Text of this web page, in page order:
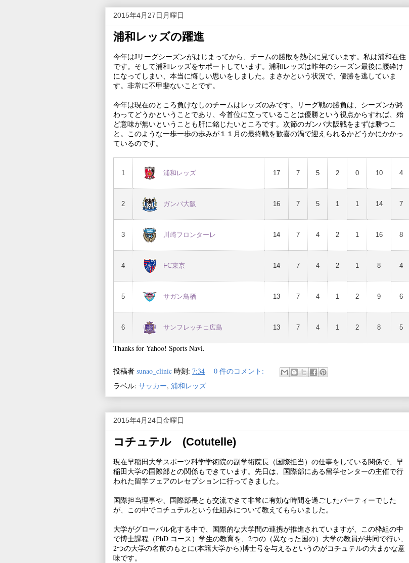
2015年4月27日月曜日
浦和レッズの躍進
今年はJリーグシーズンがはじまってから、チームの勝敗を熱心に見ています。私は浦和在住
です。そして浦和レッズをサポートしています。浦和レッズは昨年のシーズン最後に腰砕け
になってしまい、本当に悔しい思いをしました。まさかという状況で、優勝を逃していま
す。非常に不甲斐ないことです。
今年は現在のところ負けなしのチームはレッズのみです。リーグ戦の勝負は、シーズンが終
わってどうかということであり、今首位に立っていることは優勝という視点からすれば、殆
ど意味が無いということも肝に銘じたいところです。次節のガンバ大阪戦をまずは勝つこ
と。このような一歩一歩の歩みが１１月の最終戦を歓喜の渦で迎えられるかどうかにかかっ
ているのです。
1 浦和レッズ 17 7 5 2 0 10 4
2 ガンバ大阪 16 7 5 1 1 14 7
3 川崎フロンターレ 14 7 4 2 1 16 8
4 FC東京 14 7 4 2 1 8 4
5 サガン鳥栖 13 7 4 1 2 9 6
6 サンフレッチェ広島 13 7 4 1 2 8 5
Thanks for Yahoo! Sports Navi.
投稿者 sunao_clinic 時刻: 7:34
0 件のコメント:
ラベル: サッカー, 浦和レッズ
2015年4月24日金曜日
コチュテル (Cotutelle)
現在早稲田大学スポーツ科学学術院の副学術院長（国際担当）の仕事をしている関係で、早
稲田大学の国際部との関係もできています。先日は、国際部にある留学センターの主催で行
われた留学フェアのレセプションに行ってきました。
国際担当理事や、国際部長とも交流できて非常に有効な時間を過ごしたパーティーでした
が、この中でコチュテルという仕組みについて教えてもらいました。
大学がグローバル化する中で、国際的な大学間の連携が推進されていますが、この枠組の中
で博士課程（PhD コース）学生の教育を、2つの（異なった国の）大学の教員が共同で行い、
2つの大学の名前のもとに(本籍大学から)博士号を与えるというのがコチュテルの大まかな意
味です。